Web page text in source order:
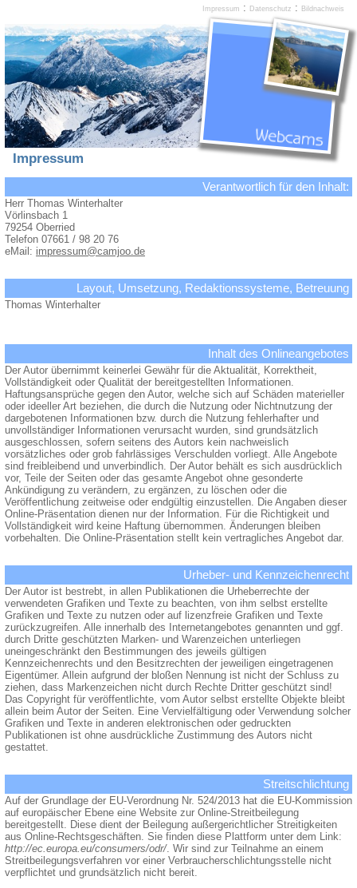
Impressum
Verantwortlich für den Inhalt:
Herr Thomas Winterhalter
Vörlinsbach 1
79254 Oberried
Telefon 07661 / 98 20 76
eMail: impressum@camjoo.de
Layout, Umsetzung, Redaktionssysteme, Betreuung
Thomas Winterhalter
Inhalt des Onlineangebotes
Der Autor übernimmt keinerlei Gewähr für die Aktualität, Korrektheit,
Vollständigkeit oder Qualität der bereitgestellten Informationen.
Haftungsansprüche gegen den Autor, welche sich auf Schäden materieller
oder ideeller Art beziehen, die durch die Nutzung oder Nichtnutzung der
dargebotenen Informationen bzw. durch die Nutzung fehlerhafter und
unvollständiger Informationen verursacht wurden, sind grundsätzlich
ausgeschlossen, sofern seitens des Autors kein nachweislich
vorsätzliches oder grob fahrlässiges Verschulden vorliegt. Alle Angebote
sind freibleibend und unverbindlich. Der Autor behält es sich ausdrücklich
vor, Teile der Seiten oder das gesamte Angebot ohne gesonderte
Ankündigung zu verändern, zu ergänzen, zu löschen oder die
Veröffentlichung zeitweise oder endgültig einzustellen. Die Angaben dieser
Online-Präsentation dienen nur der Information. Für die Richtigkeit und
Vollständigkeit wird keine Haftung übernommen. Änderungen bleiben
vorbehalten. Die Online-Präsentation stellt kein vertragliches Angebot dar.
Urheber- und Kennzeichenrecht
Der Autor ist bestrebt, in allen Publikationen die Urheberrechte der
verwendeten Grafiken und Texte zu beachten, von ihm selbst erstellte
Grafiken und Texte zu nutzen oder auf lizenzfreie Grafiken und Texte
zurückzugreifen. Alle innerhalb des Internetangebotes genannten und ggf.
durch Dritte geschützten Marken- und Warenzeichen unterliegen
uneingeschränkt den Bestimmungen des jeweils gültigen
Kennzeichenrechts und den Besitzrechten der jeweiligen eingetragenen
Eigentümer. Allein aufgrund der bloßen Nennung ist nicht der Schluss zu
ziehen, dass Markenzeichen nicht durch Rechte Dritter geschützt sind!
Das Copyright für veröffentlichte, vom Autor selbst erstellte Objekte bleibt
allein beim Autor der Seiten. Eine Vervielfältigung oder Verwendung solcher
Grafiken und Texte in anderen elektronischen oder gedruckten
Publikationen ist ohne ausdrückliche Zustimmung des Autors nicht
gestattet.
Streitschlichtung
Auf der Grundlage der EU-Verordnung Nr. 524/2013 hat die EU-Kommission
auf europäischer Ebene eine Website zur Online-Streitbeilegung
bereitgestellt. Diese dient der Beilegung außergerichtlicher Streitigkeiten
aus Online-Rechtsgeschäften. Sie finden diese Plattform unter dem Link:
http://ec.europa.eu/consumers/odr/. Wir sind zur Teilnahme an einem
Streitbeilegungsverfahren vor einer Verbraucherschlichtungsstelle nicht
verpflichtet und grundsätzlich nicht bereit.
Impressum : Datenschutz : Bildnachweis